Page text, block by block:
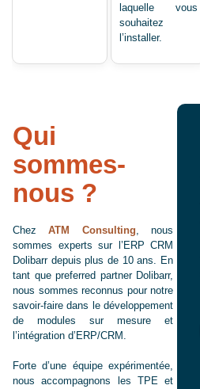
laquelle vous
souhaitez
l’installer.
Qui
sommes-
nous ?
ChezATM Consulting, nous
sommes experts sur l’ERP CRM
Dolibarr depuis plus de 10 ans. En
tant que preferred partner Dolibarr,
nous sommes reconnus pour notre
savoir-faire dans le développement
de modules sur mesure et
l’intégration d’ERP/CRM.
Forte d’une équipe expérimentée,
nous accompagnons les TPE et